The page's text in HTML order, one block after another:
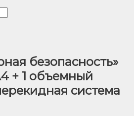
безопасность»
+ 1 объемный
система